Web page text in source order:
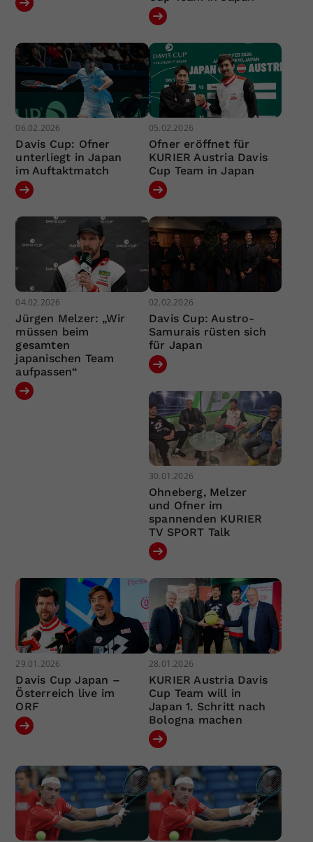
06.02.2026
Davis Cup: Ofner
unterliegt in Japan
im Auftaktmatch
05.02.2026
Ofner eröffnet für
KURIER Austria Davis
Cup Team in Japan
04.02.2026
Jürgen Melzer: „Wir
müssen beim
gesamten
japanischen Team
aufpassen“
02.02.2026
Davis Cup: Austro-
Samurais rüsten sich
für Japan
30.01.2026
Ohneberg, Melzer
und Ofner im
spannenden KURIER
TV SPORT Talk
29.01.2026
Davis Cup Japan –
Österreich live im
ORF
28.01.2026
KURIER Austria Davis
Cup Team will in
Japan 1. Schritt nach
Bologna machen